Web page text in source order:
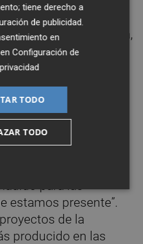
ha apuntado
de la compañía,
acuerdo supondrá
para el uso de
en la gestión del
lo que permitirá,
“mejorar el
de nuestras
energética y
de carbono-,
para las
estamos presente”.
de la
producido en las
tiene derecho a
de publicidad.
en
enConfiguración de
TODO
TODO